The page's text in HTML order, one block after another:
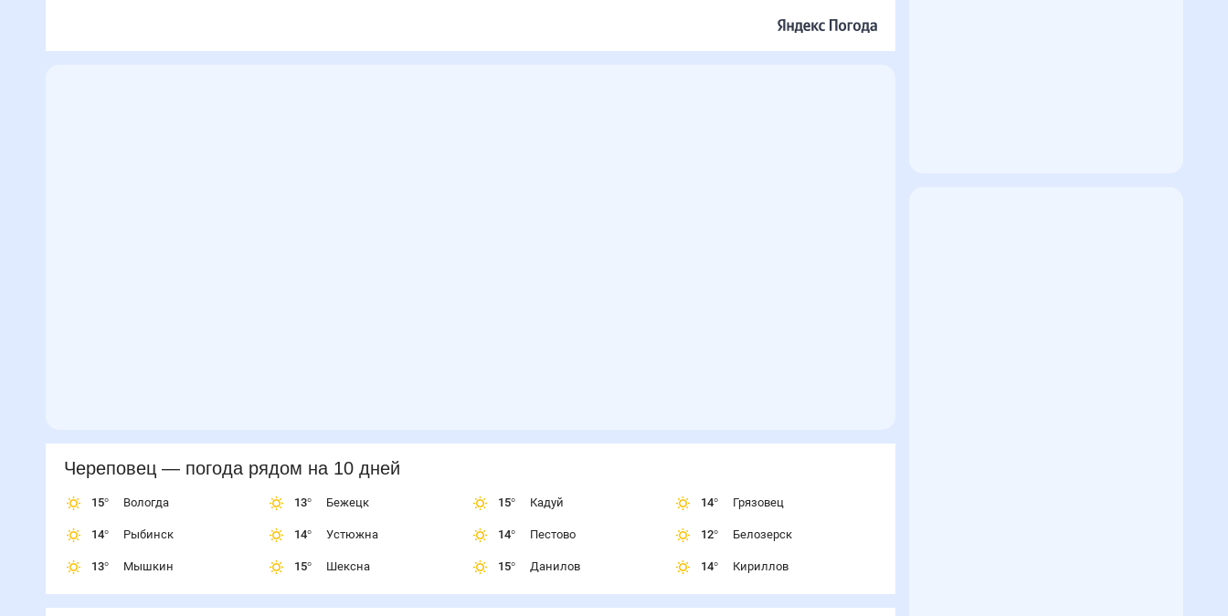
Череповец — погода рядом на 10 дней
15° Вологда
14° Рыбинск
13° Мышкин
13° Бежецк
14° Устюжна
15° Шексна
15° Кадуй
14° Пестово
15° Данилов
14° Грязовец
12° Белозерск
14° Кириллов